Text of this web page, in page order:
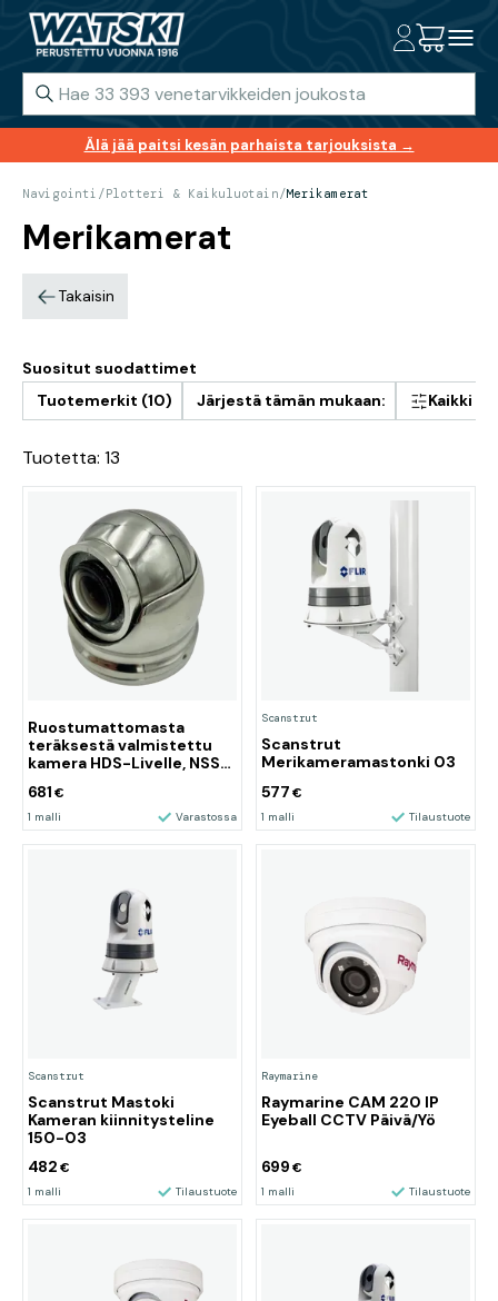
Älä jää paitsi kesän parhaista tarjouksista →
Navigointi /Plotteri & Kaikuluotain/Merikamerat
Merikamerat
Takaisin
Suositut suodattimet
Tuotemerkit (10)
Järjestä tämän mukaan: Kaikki
Tuotetta: 13
Ruostumattomasta
teräksestä valmistettu
kamera HDS-Livelle, NSS
3:lle.
681 €
1 malli Varastossa
Scanstrut
Scanstrut
Merikameramastonki 03
577 €
1 malli Tilaustuote
Scanstrut
Scanstrut Mastoki
Kameran kiinnitysteline
150-03
482 €
1 malli Tilaustuote
Raymarine
Raymarine CAM 220 IP
Eyeball CCTV Päivä/Yö
699 €
1 malli Tilaustuote